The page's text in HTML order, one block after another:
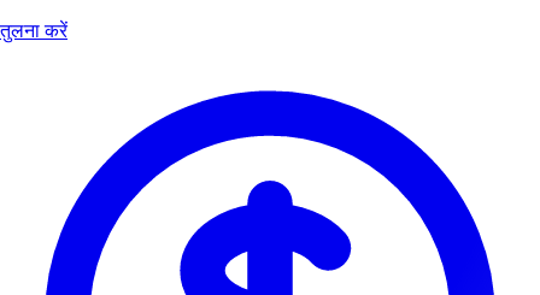
तुलना करें